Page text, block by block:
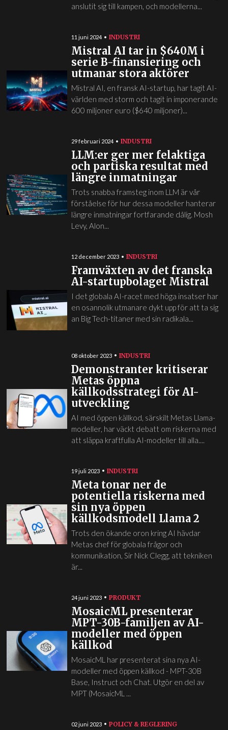
anslutit sig till kampen, och modellerna...
11 juni 2024 INDUSTRI
Mistral AI tar in $640M i
serie B-finansiering och
utmanar stora aktörer
Mistral AI, en fransk AI-startup, har tagit AI-
världen med storm och tagit in imponerande
600 miljoner euro ($640 miljoner)...
29 februari 2024 INDUSTRI
LLM:er ger mer felaktiga
och partiska resultat med
längre inmatningar
Trots snabba framsteg inom LLM är vår
förståelse för hur dessa modeller hanterar
längre inmatningar fortfarande dålig. Mosh
Levy, Alon...
12 december 2023 INDUSTRI
Framväxten av det franska
AI-startupbolaget Mistral
I det globala AI-racet med höga insatser har
en osannolik utmanare dykt upp för att ta sig
an Big Tech-titaner med sin radikala...
08 oktober 2023 INDUSTRI
Demonstranter kritiserar
Metas öppna
källkodsstrategi för AI-
utveckling
AI med öppen källkod, särskilt Metas Llama-
modeller, har väckt debatt om riskerna med
att släppa kraftfulla AI-modeller till alla....
19 juli 2023 INDUSTRI
Meta tonar ner de
potentiella riskerna med
sin nya öppen
källkodsmodell Llama 2
Trots den ökande oron kring AI hävdar
Metas chef för globala frågor och
kommunikation, Sir Nick Clegg, att tekniken
är...
24 juni 2023 PRODUKT
MosaicML presenterar
MPT-30B-familjen av AI-
modeller med öppen
källkod
MosaicML har presenterat sina nya AI-
modeller med öppen källkod - MPT-30B
Base, Instruct och Chat. Utgör en del av
MPT (MosaicML ...
02 juni 2023 POLICY & REGLERING